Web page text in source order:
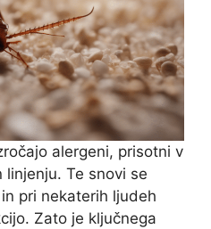
alergeni, prisotni v
Te snovi se
pri nekaterih ljudeh
Zato je ključnega